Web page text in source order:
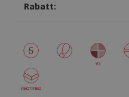
Rabatt: